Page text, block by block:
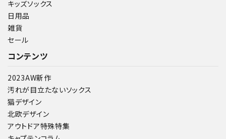
キッズソックス
日用品
雑貨
セール
コンテンツ
2023AW新作
汚れが目立たないソックス
猫デザイン
北欧デザイン
アウトドア特殊特集